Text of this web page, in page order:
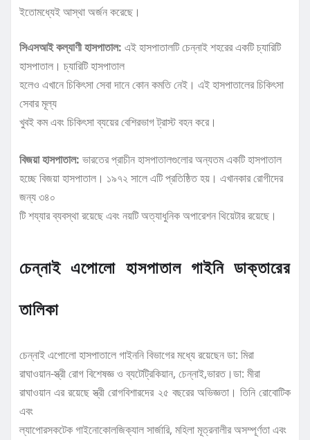
ইতোমধ্যেই আস্থা অর্জন করেছে।
সিএসআই কল্যাণী হাসপাতাল: এই হাসপাতালটি চেন্নাই শহরের একটি চ্যারিটি
হাসপাতাল। চ্যারিটি হাসপাতাল
হলেও এখানে চিকিৎসা সেবা দানে কোন কমতি নেই। এই হাসপাতালের চিকিৎসা
সেবার মূল্য
খুবই কম এবং চিকিৎসা ব্যয়ের বেশিরভাগ ট্রাস্ট বহন করে।
বিজয়া হাসপাতাল: ভারতের প্রাচীন হাসপাতালগুলোর অন্যতম একটি হাসপাতাল
হচ্ছে বিজয়া হাসপাতাল। ১৯৭২ সালে এটি প্রতিষ্ঠিত হয়। এখানকার রোগীদের
জন্য ৩৪০
টি শয্যার ব্যবস্থা রয়েছে এবং নয়টি অত্যাধুনিক অপারেশন থিয়েটার রয়েছে।
চেন্নাই এপোলো হাসপাতাল গাইনি ডাক্তারের
তালিকা
চেন্নাই এপোলো হাসপাতালে গাইননি বিভাগের মধ্যে রয়েছেন ডা: মিরা
রাঘাওয়ান-স্ত্রী রোগ বিশেষজ্ঞ ও ব্যটেট্রিকিয়ান, চেন্নাই,ভারত।ডা: মীরা
রাঘাওয়ান এর রয়েছে স্ত্রী রোগবিশারদের ২৫ বছরের অভিজ্ঞতা। তিনি রোবোটিক
এবং
ল্যাপোরসকটেক গাইনোকোলজিক্যাল সার্জারি, মহিলা মূত্রনালীর অসম্পূর্ণতা এবং